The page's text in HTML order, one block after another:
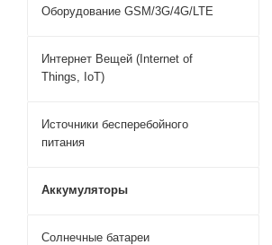
Оборудование GSM/3G/4G/LTE
Интернет Вещей (Internet of
Things, IoT)
Источники бесперебойного
питания
Аккумуляторы
Солнечные батареи